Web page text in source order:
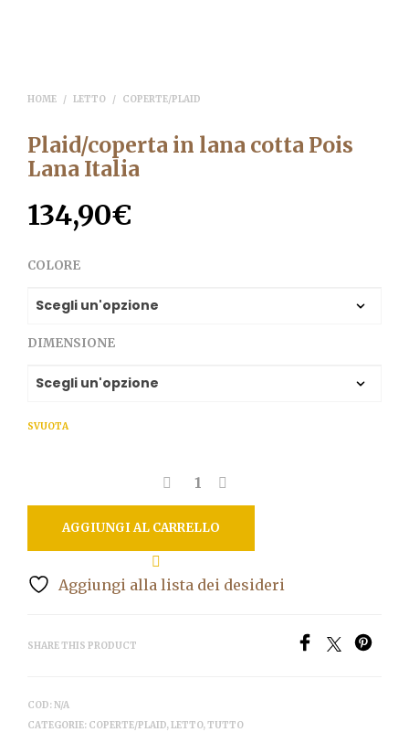
HOME / LETTO / COPERTE/PLAID
Plaid/coperta in lana cotta Pois
Lana Italia
134,90€
COLORE
DIMENSIONE
SVUOTA
AGGIUNGI AL CARRELLO
Aggiungi alla lista dei desideri
SHARE THIS PRODUCT
COD:N/A
CATEGORIE: COPERTE/PLAID,LETTO,TUTTO